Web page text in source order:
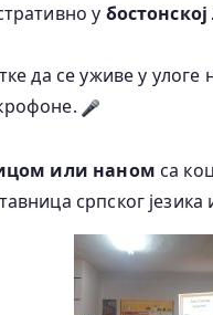
у
да се уживе у
или наном са
српског